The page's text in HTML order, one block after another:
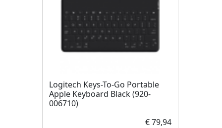
Logitech Keys-To-Go Portable
Apple Keyboard Black (920-
006710)
€ 79,94